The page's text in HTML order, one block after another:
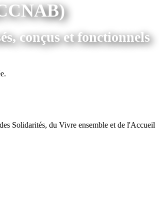
conçus et fonctionnels